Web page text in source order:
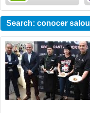
Search: conocer salou